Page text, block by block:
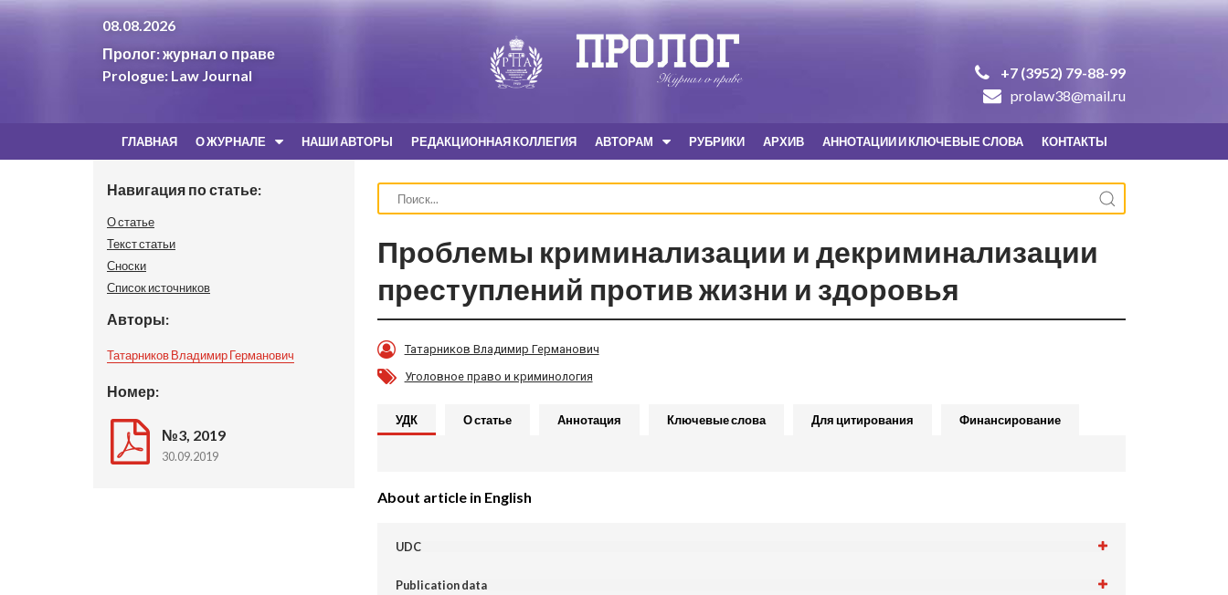
08.08.2026
Пролог: журнал о праве
Prologue: Law Journal
+7 (3952) 79-88-99
prolaw38@mail.ru
ГЛАВНАЯ О ЖУРНАЛЕ НАШИ АВТОРЫ РЕДАКЦИОННАЯ КОЛЛЕГИЯ АВТОРАМ РУБРИКИ АРХИВ АННОТАЦИИ И КЛЮЧЕВЫЕ СЛОВА КОНТАКТЫ
Навигация по статье:
О статье
Текст статьи
Сноски
Список источников
Авторы:
Татарников Владимир Германович
Номер:
№3, 2019
30.09.2019
Проблемы криминализации и декриминализации
преступлений против жизни и здоровья
Татарников Владимир Германович
Уголовное право и криминология
УДК О статье Аннотация Ключевые слова Для цитирования Финансирование
About article in English
UDC
Publication data